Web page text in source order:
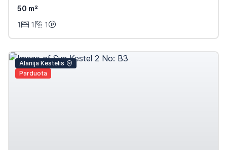
50 m²
1
1 1
Alanija Kestelis
Parduota